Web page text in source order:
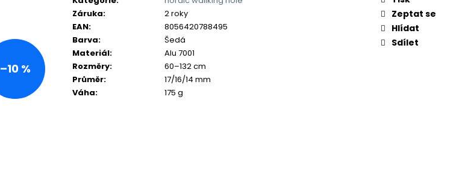
Záruka:
2 roky
EAN:
8056420788495
Barva:
Šedá
Materiál:
Alu 7001
Rozměry:
60–132 cm
Průměr:
17/16/14 mm
Váha: 175 g
Zeptat se
Hlídat
Sdílet
–10 %